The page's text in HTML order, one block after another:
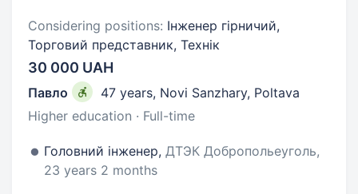
Considering positions: Інженер гірничий,
Торговий представник, Технік
30 000 UAH
Павло 47 years, Novi Sanzhary, Poltava
Higher education · Full-time
Головний інженер, ДТЭК Добропольеуголь,
23 years 2 months